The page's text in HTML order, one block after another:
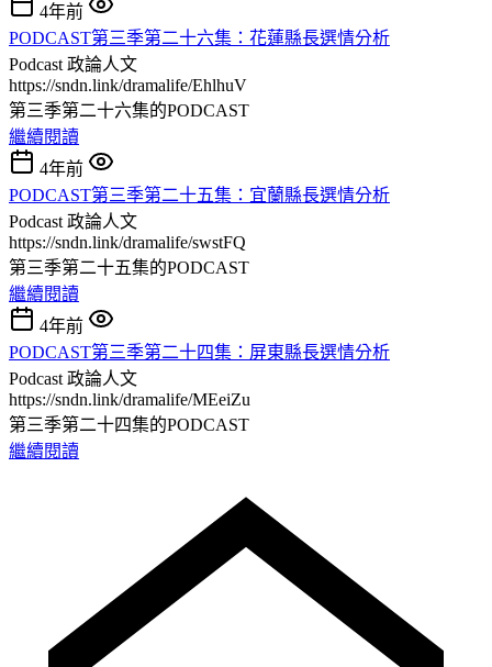
4年前
PODCAST第三季第二十六集：花蓮縣長選情分析
Podcast 政論人文
https://sndn.link/dramalife/EhlhuV
第三季第二十六集的PODCAST
繼續閱讀
4年前
PODCAST第三季第二十五集：宜蘭縣長選情分析
Podcast 政論人文
https://sndn.link/dramalife/swstFQ
第三季第二十五集的PODCAST
繼續閱讀
4年前
PODCAST第三季第二十四集：屏東縣長選情分析
Podcast 政論人文
https://sndn.link/dramalife/MEeiZu
第三季第二十四集的PODCAST
繼續閱讀